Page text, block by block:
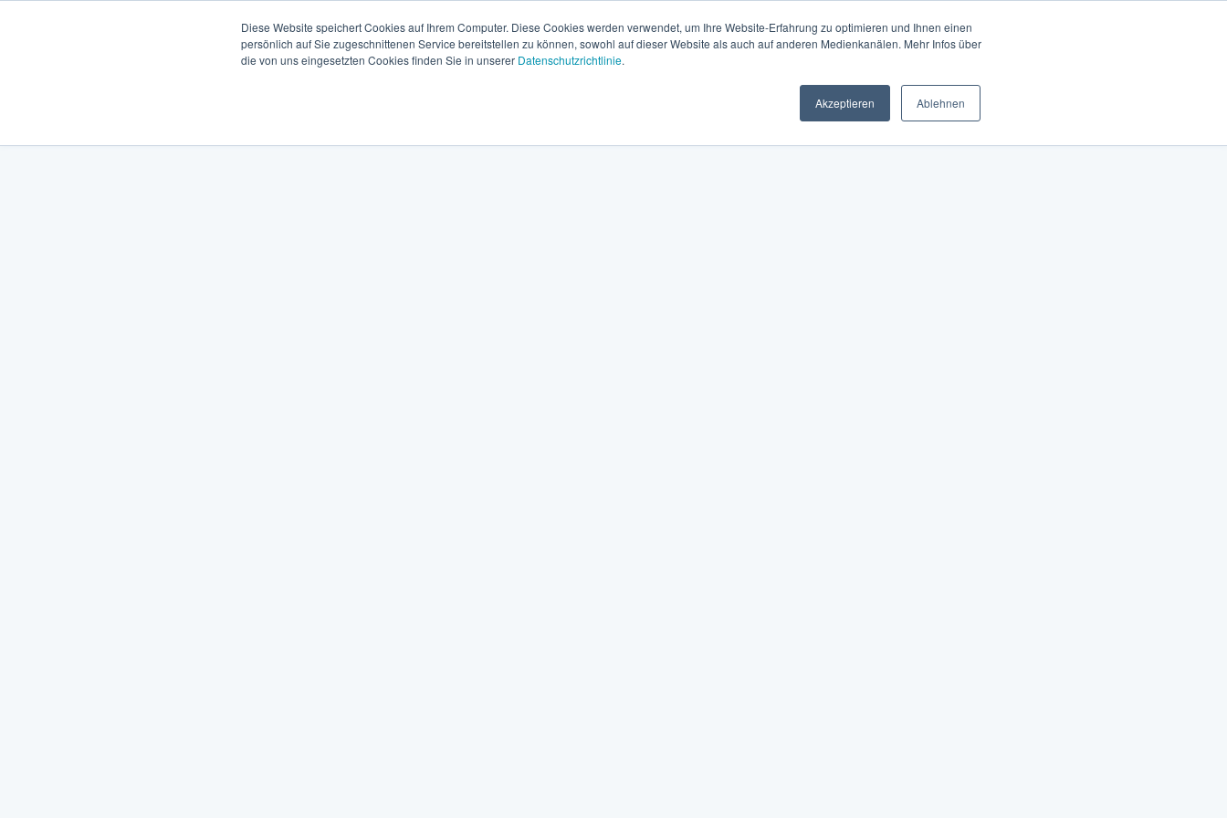
Diese Website speichert Cookies auf Ihrem Computer. Diese Cookies werden verwendet, um Ihre Website-Erfahrung zu optimieren und Ihnen einen
persönlich auf Sie zugeschnittenen Service bereitstellen zu können, sowohl auf dieser Website als auch auf anderen Medienkanälen. Mehr Infos über
die von uns eingesetzten Cookies finden Sie in unserer Datenschutzrichtlinie.
Akzeptieren Ablehnen